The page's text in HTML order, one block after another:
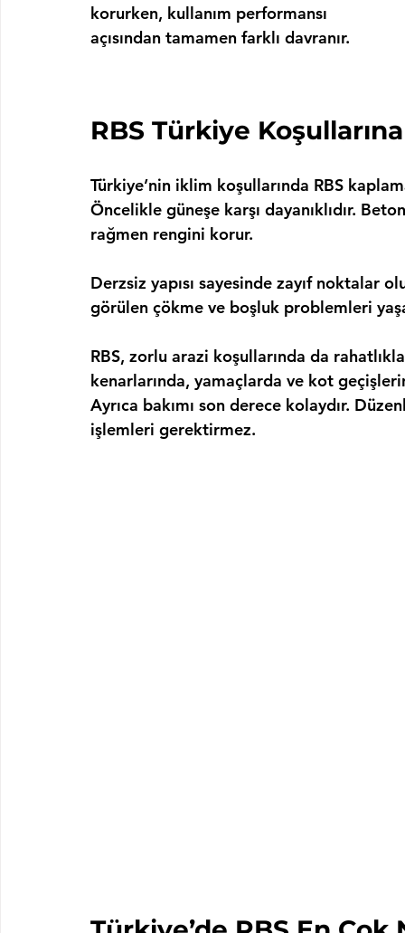
korurken, kullanım performansı
açısından tamamen farklı davranır.
RBS Türkiye
Türkiye’nin iklim koşullarında RBS
Öncelikle güneşe karşı dayanıklıdır.
rağmen rengini korur.
Derzsiz yapısı sayesinde zayıf noktalar
görülen çökme ve boşluk problemleri
RBS, zorlu arazi koşullarında da
kenarlarında, yamaçlarda ve kot
Ayrıca bakımı son derece kolaydır.
işlemleri gerektirmez.